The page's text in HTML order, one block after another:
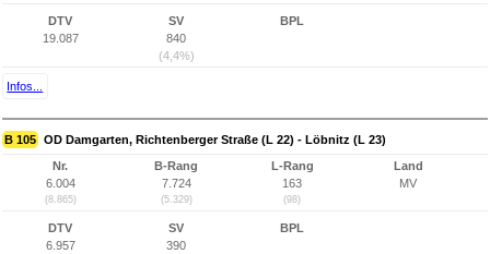
DTV
19.087
SV
840
(4,4%)
BPL
Infos...
B 105 OD Damgarten, Richtenberger Straße (L 22) - Löbnitz (L 23)
Nr.
6.004
(8.865)
B-Rang
7.724
(5.329)
L-Rang
163
(98)
Land
MV
DTV
6.957
SV
390
BPL